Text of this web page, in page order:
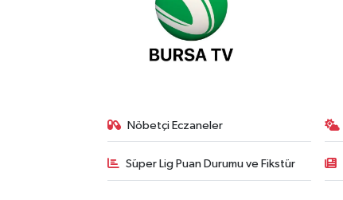
Nöbetçi Eczaneler
Süper Lig Puan Durumu ve Fikstür